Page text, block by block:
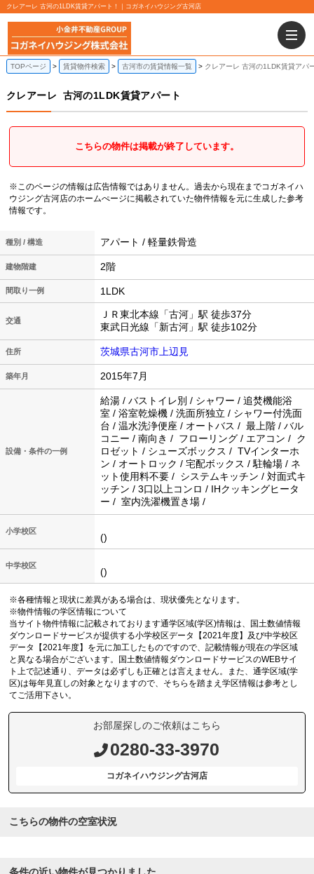
クレアーレ 古河の1LDK賃貸アパート！｜コガネイハウジング古河店
TOPページ 賃貸物件検索 古河市の賃貸情報一覧 クレアーレ 古河の1LDK賃貸アパ
クレアーレ 古河の1LDK賃貸アパート
こちらの物件は掲載が終了しています。
※このページの情報は広告情報ではありません。過去から現在までコガネイハ
ウジング古河店のホームぺージに掲載されていた物件情報を元に生成した参考
情報です。
種別 / 構造 アパート / 軽量鉄骨造
建物階建 2階
間取り一例 1LDK
交通
ＪＲ東北本線「古河」駅 徒歩37分
東武日光線「新古河」駅 徒歩102分
住所 茨城県古河市上辺見
築年月 2015年7月
設備・条件の一例
給湯 / バストイレ別 / シャワー / 追焚機能浴
室 / 浴室乾燥機 / 洗面所独立 / シャワー付洗面
台 / 温水洗浄便座 / オートバス / 最上階 / バル
コニー / 南向き / フローリング / エアコン / ク
ロゼット / シューズボックス / TVインターホ
ン / オートロック / 宅配ボックス / 駐輪場 / ネ
ット使用料不要 / システムキッチン / 対面式キ
ッチン / 3口以上コンロ / IHクッキングヒータ
ー / 室内洗濯機置き場 /
小学校区
()
中学校区
()
※各種情報と現状に差異がある場合は、現状優先となります。
※物件情報の学区情報について
当サイト物件情報に記載されております通学区域(学区)情報は、国土数値情報
ダウンロードサービスが提供する小学校区データ【2021年度】及び中学校区
データ【2021年度】を元に加工したものですので、記載情報が現在の学区域
と異なる場合がございます。国土数値情報ダウンロードサービスのWEBサイ
ト上で記述通り、データは必ずしも正確とは言えません。また、通学区域(学
区)は毎年見直しの対象となりますので、そちらを踏まえ学区情報は参考とし
てご活用下さい。
お部屋探しのご依頼はこちら
0280-33-3970
コガネイハウジング古河店
こちらの物件の空室状況